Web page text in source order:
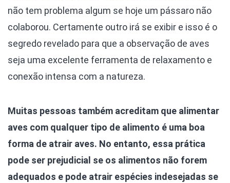
não tem problema algum se hoje um pássaro não
colaborou. Certamente outro irá se exibir e isso é o
segredo revelado para que a observação de aves
seja uma excelente ferramenta de relaxamento e
conexão intensa com a natureza.
Muitas pessoas também acreditam que alimentar
aves com qualquer tipo de alimento é uma boa
forma de atrair aves. No entanto, essa prática
pode ser prejudicial se os alimentos não forem
adequados e pode atrair espécies indesejadas se